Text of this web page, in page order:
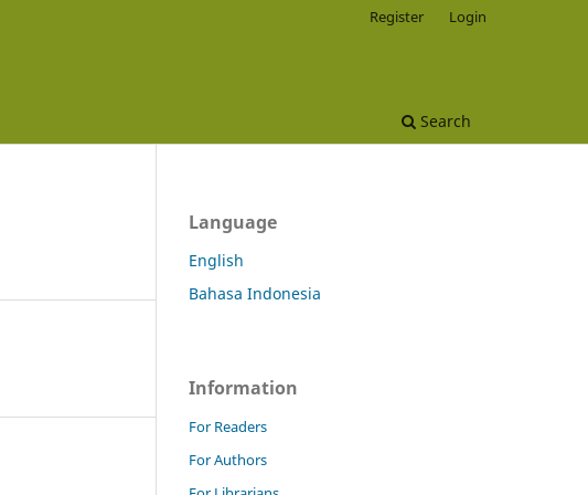
Search
Register Login
Language
English
Bahasa Indonesia
Information
For Readers
For Authors